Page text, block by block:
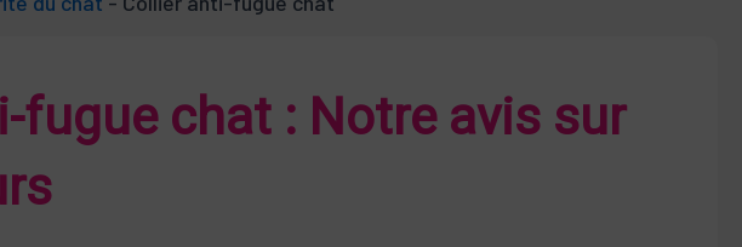
fugue chat : Notre avis sur